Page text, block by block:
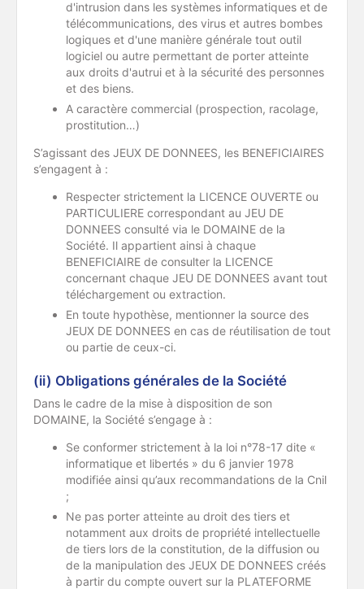
d'intrusion dans les systèmes informatiques et de
télécommunications, des virus et autres bombes
logiques et d'une manière générale tout outil
logiciel ou autre permettant de porter atteinte
aux droits d'autrui et à la sécurité des personnes
et des biens.
A caractère commercial (prospection, racolage,
prostitution…)
S’agissant des JEUX DE DONNEES, les BENEFICIAIRES
s’engagent à :
Respecter strictement la LICENCE OUVERTE ou
PARTICULIERE correspondant au JEU DE
DONNEES consulté via le DOMAINE de la
Société. Il appartient ainsi à chaque
BENEFICIAIRE de consulter la LICENCE
concernant chaque JEU DE DONNEES avant tout
téléchargement ou extraction.
En toute hypothèse, mentionner la source des
JEUX DE DONNEES en cas de réutilisation de tout
ou partie de ceux-ci.
(ii) Obligations générales de la Société
Dans le cadre de la mise à disposition de son
DOMAINE, la Société s’engage à :
Se conformer strictement à la loi n°78-17 dite «
informatique et libertés » du 6 janvier 1978
modifiée ainsi qu’aux recommandations de la Cnil
;
Ne pas porter atteinte au droit des tiers et
notamment aux droits de propriété intellectuelle
de tiers lors de la constitution, de la diffusion ou
de la manipulation des JEUX DE DONNEES créés
à partir du compte ouvert sur la PLATEFORME